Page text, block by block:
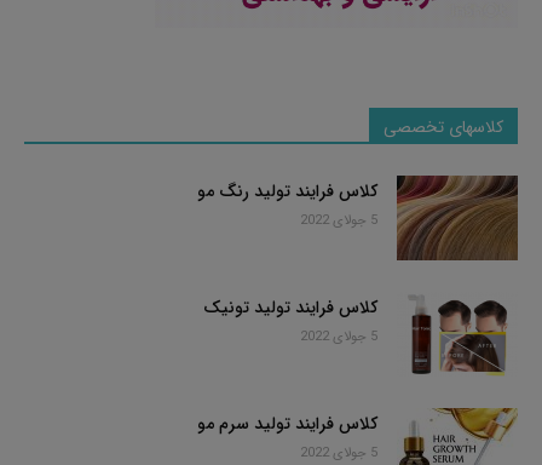
کلاسهای تخصصی
کلاس فرایند تولید رنگ مو
5 جولای 2022
کلاس فرایند تولید تونیک
5 جولای 2022
کلاس فرایند تولید سرم مو
5 جولای 2022